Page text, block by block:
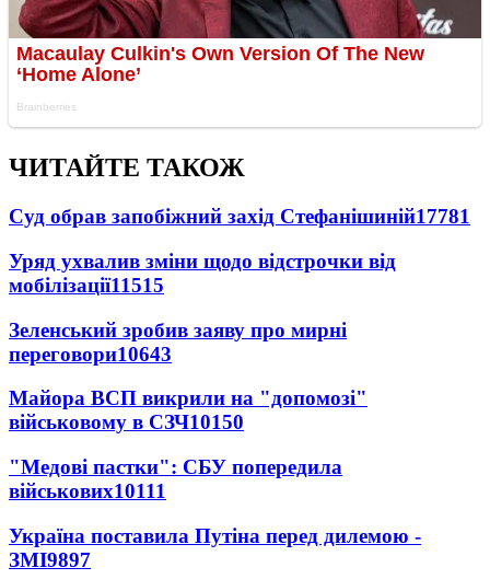
ЧИТАЙТЕ ТАКОЖ
Суд обрав запобіжний захід Стефанішиній17781
Уряд ухвалив зміни щодо відстрочки від
мобілізації11515
Зеленський зробив заяву про мирні
переговори10643
Майора ВСП викрили на "допомозі"
військовому в СЗЧ10150
"Медові пастки": СБУ попередила
військових10111
Україна поставила Путіна перед дилемою -
ЗМІ9897